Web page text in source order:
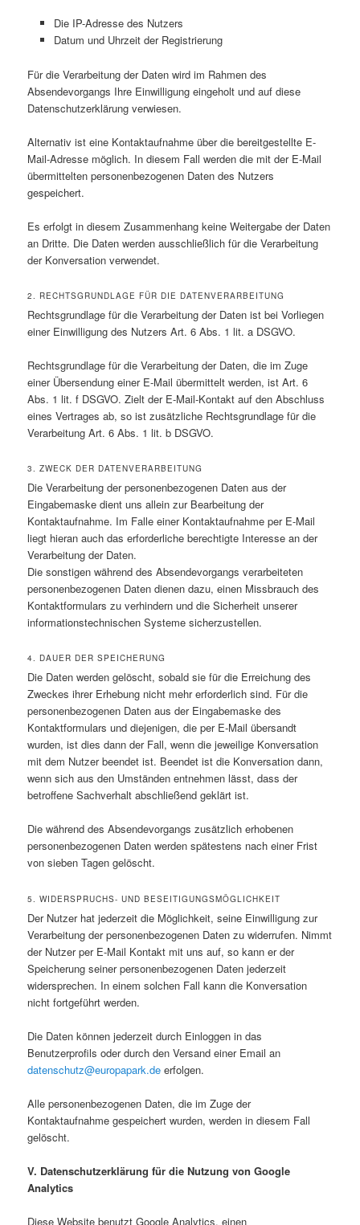
Die IP-Adresse des Nutzers
Datum und Uhrzeit der Registrierung
Für die Verarbeitung der Daten wird im Rahmen des
Absendevorgangs Ihre Einwilligung eingeholt und auf diese
Datenschutzerklärung verwiesen.
Alternativ ist eine Kontaktaufnahme über die bereitgestellte E-
Mail-Adresse möglich. In diesem Fall werden die mit der E-Mail
übermittelten personenbezogenen Daten des Nutzers
gespeichert.
Es erfolgt in diesem Zusammenhang keine Weitergabe der Daten
an Dritte. Die Daten werden ausschließlich für die Verarbeitung
der Konversation verwendet.
2. RECHTSGRUNDLAGE FÜR DIE DATENVERARBEITUNG
Rechtsgrundlage für die Verarbeitung der Daten ist bei Vorliegen
einer Einwilligung des Nutzers Art. 6 Abs. 1 lit. a DSGVO.
Rechtsgrundlage für die Verarbeitung der Daten, die im Zuge
einer Übersendung einer E-Mail übermittelt werden, ist Art. 6
Abs. 1 lit. f DSGVO. Zielt der E-Mail-Kontakt auf den Abschluss
eines Vertrages ab, so ist zusätzliche Rechtsgrundlage für die
Verarbeitung Art. 6 Abs. 1 lit. b DSGVO.
3. ZWECK DER DATENVERARBEITUNG
Die Verarbeitung der personenbezogenen Daten aus der
Eingabemaske dient uns allein zur Bearbeitung der
Kontaktaufnahme. Im Falle einer Kontaktaufnahme per E-Mail
liegt hieran auch das erforderliche berechtigte Interesse an der
Verarbeitung der Daten.
Die sonstigen während des Absendevorgangs verarbeiteten
personenbezogenen Daten dienen dazu, einen Missbrauch des
Kontaktformulars zu verhindern und die Sicherheit unserer
informationstechnischen Systeme sicherzustellen.
4. DAUER DER SPEICHERUNG
Die Daten werden gelöscht, sobald sie für die Erreichung des
Zweckes ihrer Erhebung nicht mehr erforderlich sind. Für die
personenbezogenen Daten aus der Eingabemaske des
Kontaktformulars und diejenigen, die per E-Mail übersandt
wurden, ist dies dann der Fall, wenn die jeweilige Konversation
mit dem Nutzer beendet ist. Beendet ist die Konversation dann,
wenn sich aus den Umständen entnehmen lässt, dass der
betroffene Sachverhalt abschließend geklärt ist.
Die während des Absendevorgangs zusätzlich erhobenen
personenbezogenen Daten werden spätestens nach einer Frist
von sieben Tagen gelöscht.
5. WIDERSPRUCHS- UND BESEITIGUNGSMÖGLICHKEIT
Der Nutzer hat jederzeit die Möglichkeit, seine Einwilligung zur
Verarbeitung der personenbezogenen Daten zu widerrufen. Nimmt
der Nutzer per E-Mail Kontakt mit uns auf, so kann er der
Speicherung seiner personenbezogenen Daten jederzeit
widersprechen. In einem solchen Fall kann die Konversation
nicht fortgeführt werden.
Die Daten können jederzeit durch Einloggen in das
Benutzerprofils oder durch den Versand einer Email an
datenschutz@europapark.de erfolgen.
Alle personenbezogenen Daten, die im Zuge der
Kontaktaufnahme gespeichert wurden, werden in diesem Fall
gelöscht.
V. Datenschutzerklärung für die Nutzung von Google
Analytics
Diese Website benutzt Google Analytics, einen